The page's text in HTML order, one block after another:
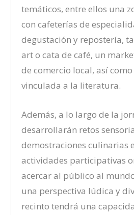
temáticos, entre ellos una
con cafeterías de
degustación y repostería,
art o cata de café, un
de comercio local, así
vinculada a la literatura.
Además, a lo largo de la
desarrollarán retos
demostraciones culinarias
actividades participativas
acercar al público al
una perspectiva lúdica y
recinto tendrá una